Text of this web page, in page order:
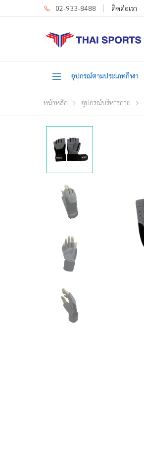
02-933-8488 ติดต่อเรา
อุปกรณ์ตามประเภทกีฬา
หน้าหลัก อุปกรณ์บริหารกาย